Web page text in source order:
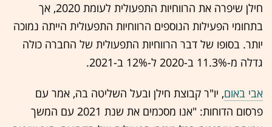
חילן שיפרה את הרווחיות התפעולית לעומת 2020, אך
בתחומי הפעילות הנוספים הרווחיות התפעולית הייתה נמוכה
יותר. בסופו של דבר הרווחיות התפעולית של החברה כולה
גדלה מ-11.3% ב-2020 ל-12% ב-2021.
אבי באום, יו"ר קבוצת חילן ובעל השליטה בה, אמר עם
פרסום הדוחות: "אנו מסכמים את שנת 2021 עם המשך